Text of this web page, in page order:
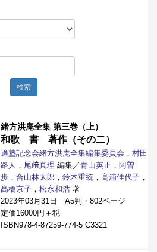
検索
緒方洪庵全集 第三巻（上）
和歌 書 著作（その二）
適塾記念会緒方洪庵全集編集委員会 ， 村田
路人 ， 尾﨑真理 編集／青山英正 ， 阿曽
歩 ， 合山林太郎 ， 鈴木重統 ， 髙浦佳代子 ，
髙橋京子 ， 松永和浩 著
2023年03月31日 A5判・802ページ
定価16000円＋税
ISBN978-4-87259-774-5 C3321